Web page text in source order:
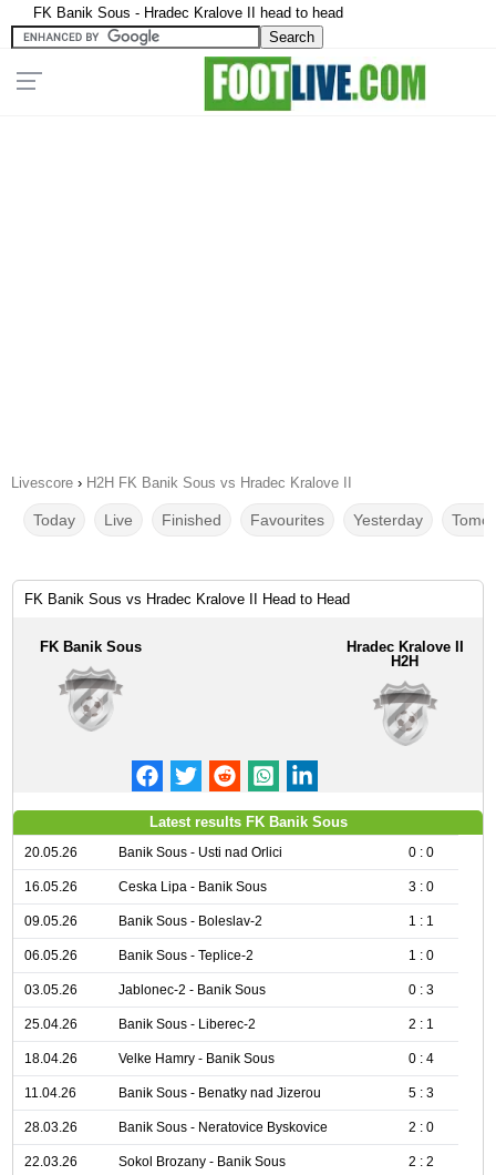
FK Banik Sous - Hradec Kralove II head to head
Livescore › H2H FK Banik Sous vs Hradec Kralove II
Today Live Finished Favourites Yesterday
FK Banik Sous vs Hradec Kralove II Head to Head
FK Banik Sous
Hradec Kralove II
H2H
Latest results FK Banik Sous
20.05.26 Banik Sous - Usti nad Orlici 0 : 0
16.05.26 Ceska Lipa - Banik Sous 3 : 0
09.05.26 Banik Sous - Boleslav-2 1 : 1
06.05.26 Banik Sous - Teplice-2 1 : 0
03.05.26 Jablonec-2 - Banik Sous 0 : 3
25.04.26 Banik Sous - Liberec-2 2 : 1
18.04.26 Velke Hamry - Banik Sous 0 : 4
11.04.26 Banik Sous - Benatky nad Jizerou 5 : 3
28.03.26 Banik Sous - Neratovice Byskovice 2 : 0
22.03.26 Sokol Brozany - Banik Sous 2 : 2